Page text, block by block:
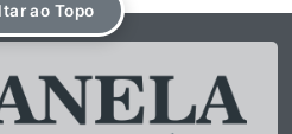
ao Topo